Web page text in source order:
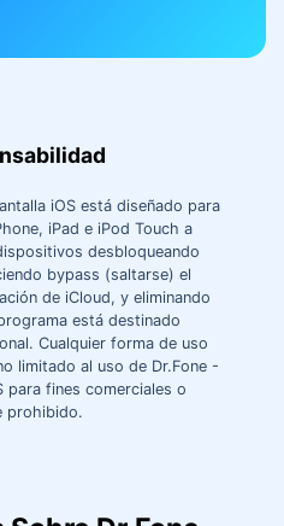
iOS está diseñado para
iPad e iPod Touch a
desbloqueando
bypass (saltarse) el
de iCloud, y eliminando
está destinado
Cualquier forma de uso
limitado al uso de Dr.Fone -
para fines comerciales o
prohibido.